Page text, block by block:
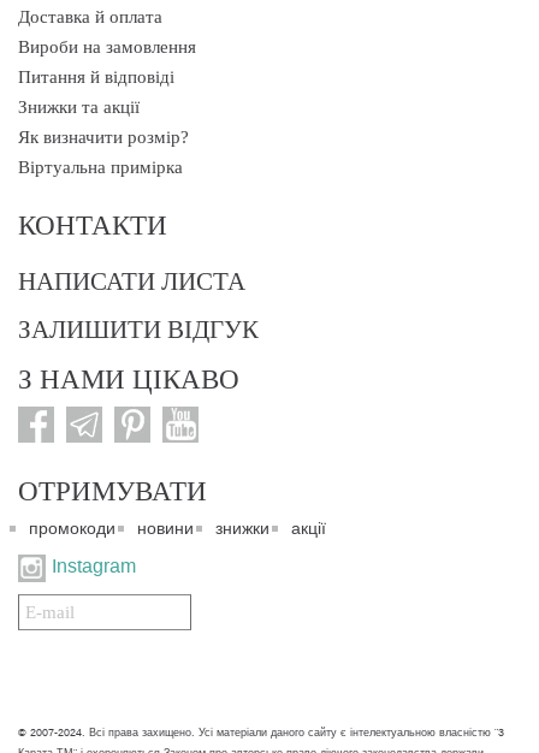
Доставка й оплата
Вироби на замовлення
Питання й відповіді
Знижки та акції
Як визначити розмір?
Віртуальна примірка
КОНТАКТИ
НАПИСАТИ ЛИСТА
ЗАЛИШИТИ ВІДГУК
З НАМИ ЦІКАВО
ОТРИМУВАТИ
промокоди новини знижки акції
Instagram
Подписаться
на
© 2007-2024. Всі права захищено. Усі матеріали даного сайту є інтелектуальною власністю "3